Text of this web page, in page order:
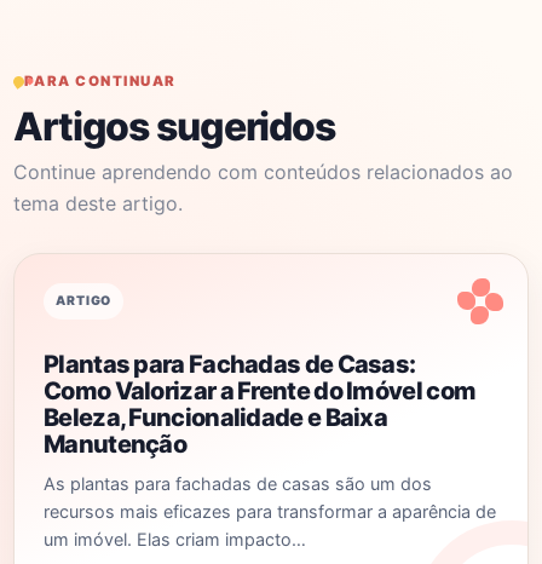
PARA CONTINUAR
Artigos sugeridos
Continue aprendendo com conteúdos relacionados ao
tema deste artigo.
ARTIGO
Plantas para Fachadas de Casas:
Como Valorizar a Frente do Imóvel com
Beleza, Funcionalidade e Baixa
Manutenção
As plantas para fachadas de casas são um dos
recursos mais eficazes para transformar a aparência de
um imóvel. Elas criam impacto…